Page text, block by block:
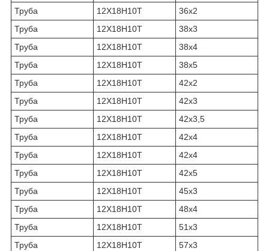
Труба
12Х18Н10Т
36х2
Труба
12Х18Н10Т
38х3
Труба
12Х18Н10Т
38х4
Труба
12Х18Н10Т
38х5
Труба
12Х18Н10Т
42х2
Труба
12Х18Н10Т
42х3
Труба
12Х18Н10Т
42х3,5
Труба
12Х18Н10Т
42х4
Труба
12Х18Н10Т
42х4
Труба
12Х18Н10Т
42х5
Труба
12Х18Н10Т
45х3
Труба
12Х18Н10Т
48х4
Труба
12Х18Н10Т
51х3
Труба
12Х18Н10Т
57х3